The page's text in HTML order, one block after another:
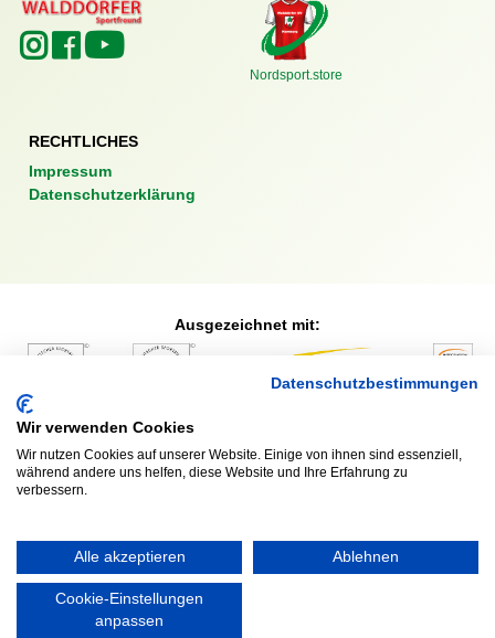
Nordsport.store
RECHTLICHES
Impressum
Datenschutzerklärung
Ausgezeichnet mit:
Datenschutzbestimmungen
Wir verwenden Cookies
Wir nutzen Cookies auf unserer Website. Einige von ihnen sind essenziell,
während andere uns helfen, diese Website und Ihre Erfahrung zu
verbessern.
Alle akzeptieren Ablehnen
Cookie-Einstellungen
anpassen